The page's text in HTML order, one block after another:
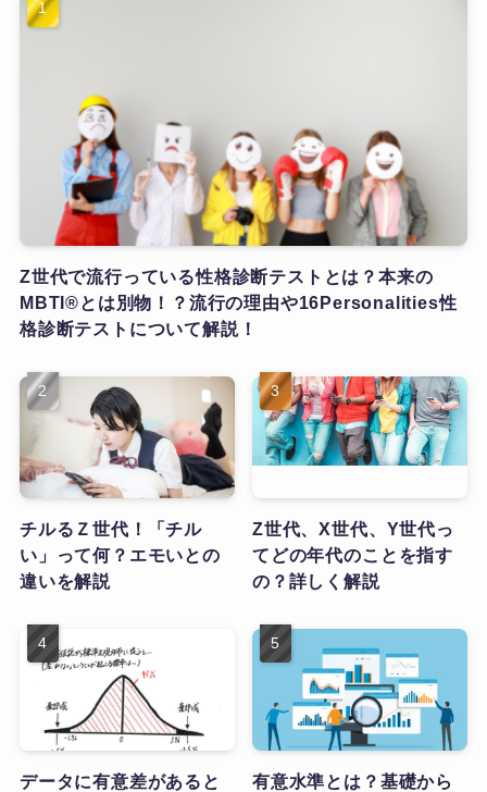
Z世代で流行っている性格診断テストとは？本来の
MBTI®とは別物！？流行の理由や16Personalities性
格診断テストについて解説！
チルるＺ世代！「チル
い」って何？エモいとの
違いを解説
Z世代、X世代、Y世代っ
てどの年代のことを指す
の？詳しく解説
データに有意差があると
有意水準とは？基礎から